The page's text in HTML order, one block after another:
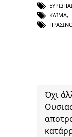
ΚΛΊΜΑ,
Όχι